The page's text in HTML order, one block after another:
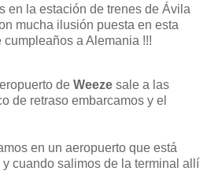
en la estación de trenes de Ávila
mucha ilusión puesta en esta
a Alemania !!!
de Weeze sale a las
de retraso embarcamos y el
en un aeropuerto que está
cuando salimos de la terminal allí